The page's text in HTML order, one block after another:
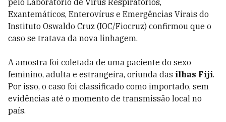
pelo Laboratório de Vírus Respiratórios,
Exantemáticos, Enterovírus e Emergências Virais do
Instituto Oswaldo Cruz (IOC/Fiocruz) confirmou que o
caso se tratava da nova linhagem.
A amostra foi coletada de uma paciente do sexo
feminino, adulta e estrangeira, oriunda das ilhas Fiji.
Por isso, o caso foi classificado como importado, sem
evidências até o momento de transmissão local no
país.